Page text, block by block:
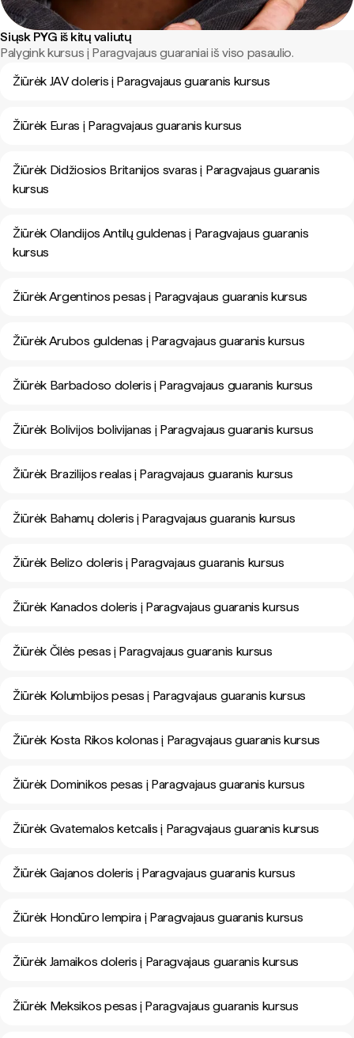
Siųsk PYG iš kitų valiutų
Palygink kursus į Paragvajaus guaraniai iš viso pasaulio.
Žiūrėk JAV doleris į Paragvajaus guaranis kursus
Žiūrėk Euras į Paragvajaus guaranis kursus
Žiūrėk Didžiosios Britanijos svaras į Paragvajaus guaranis
kursus
Žiūrėk Olandijos Antilų guldenas į Paragvajaus guaranis
kursus
Žiūrėk Argentinos pesas į Paragvajaus guaranis kursus
Žiūrėk Arubos guldenas į Paragvajaus guaranis kursus
Žiūrėk Barbadoso doleris į Paragvajaus guaranis kursus
Žiūrėk Bolivijos bolivijanas į Paragvajaus guaranis kursus
Žiūrėk Brazilijos realas į Paragvajaus guaranis kursus
Žiūrėk Bahamų doleris į Paragvajaus guaranis kursus
Žiūrėk Belizo doleris į Paragvajaus guaranis kursus
Žiūrėk Kanados doleris į Paragvajaus guaranis kursus
Žiūrėk Čilės pesas į Paragvajaus guaranis kursus
Žiūrėk Kolumbijos pesas į Paragvajaus guaranis kursus
Žiūrėk Kosta Rikos kolonas į Paragvajaus guaranis kursus
Žiūrėk Dominikos pesas į Paragvajaus guaranis kursus
Žiūrėk Gvatemalos ketcalis į Paragvajaus guaranis kursus
Žiūrėk Gajanos doleris į Paragvajaus guaranis kursus
Žiūrėk Hondūro lempira į Paragvajaus guaranis kursus
Žiūrėk Jamaikos doleris į Paragvajaus guaranis kursus
Žiūrėk Meksikos pesas į Paragvajaus guaranis kursus